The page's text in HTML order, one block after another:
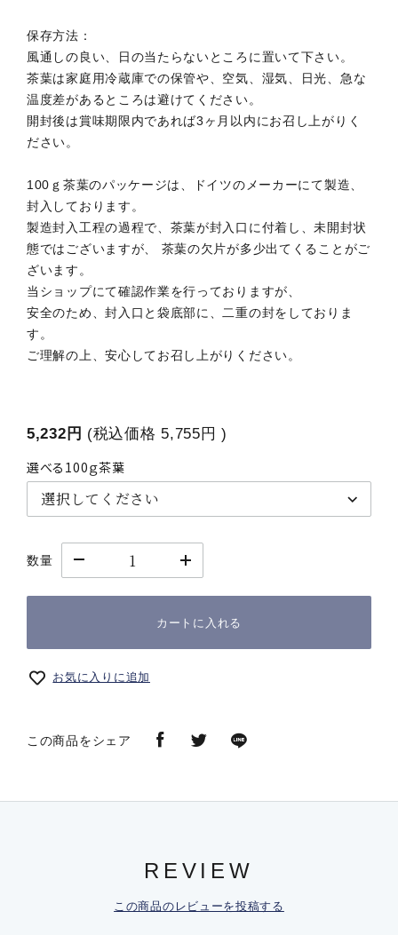
保存方法：
風通しの良い、日の当たらないところに置いて下さい。
茶葉は家庭用冷蔵庫での保管や、空気、湿気、日光、急な
温度差があるところは避けてください。
開封後は賞味期限内であれば3ヶ月以内にお召し上がりく
ださい。
100ｇ茶葉のパッケージは、ドイツのメーカーにて製造、
封入しております。
製造封入工程の過程で、茶葉が封入口に付着し、未開封状
態ではございますが、 茶葉の欠片が多少出てくることがご
ざいます。
当ショップにて確認作業を行っておりますが、
安全のため、封入口と袋底部に、二重の封をしておりま
す。
ご理解の上、安心してお召し上がりください。
5,232円 (税込価格 5,755円 )
選べる100ｇ茶葉
数量
カートに入れる
お気に入りに追加
この商品をシェア
REVIEW
この商品のレビューを投稿する